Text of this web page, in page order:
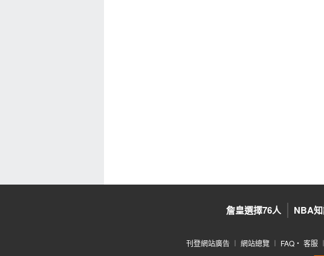
詹皇選擇76人 NBA
刊登網站廣告 ︱ 網站總覽 ︱ FAQ ‧ 客服 ︱